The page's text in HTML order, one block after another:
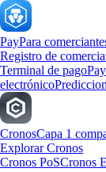
PayPara
Registro de
Terminal de pago
electrónico
CronosCapa 1
Explorar Cronos
Cronos PoSCronos